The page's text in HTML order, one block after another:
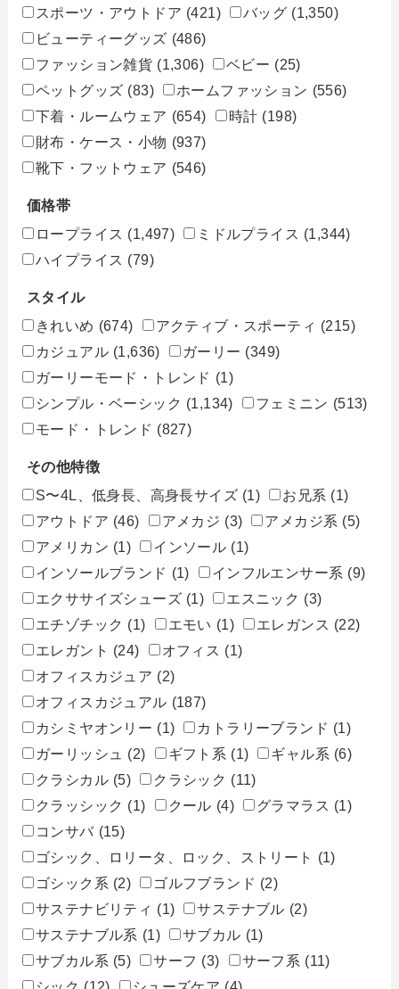
スポーツ・アウトドア (421) バッグ (1,350)
ビューティーグッズ (486)
ファッション雑貨 (1,306) ベビー (25)
ペットグッズ (83) ホームファッション (556)
下着・ルームウェア (654) 時計 (198)
財布・ケース・小物 (937)
靴下・フットウェア (546)
価格帯
ロープライス (1,497) ミドルプライス (1,344)
ハイプライス (79)
スタイル
きれいめ (674) アクティブ・スポーティ (215)
カジュアル (1,636) ガーリー (349)
ガーリーモード・トレンド (1)
シンプル・ベーシック (1,134) フェミニン (513)
モード・トレンド (827)
その他特徴
S〜4L、低身長、高身長サイズ (1) お兄系 (1)
アウトドア (46) アメカジ (3) アメカジ系 (5)
アメリカン (1) インソール (1)
インソールブランド (1) インフルエンサー系 (9)
エクササイズシューズ (1) エスニック (3)
エチゾチック (1) エモい (1) エレガンス (22)
エレガント (24) オフィス (1)
オフィスカジュア (2)
オフィスカジュアル (187)
カシミヤオンリー (1) カトラリーブランド (1)
ガーリッシュ
(2) ギフト系 (1) ギャル系 (6)
クラシカル (5) クラシック (11)
クラッシック (1) クール (4) グラマラス (1)
コンサバ (15)
ゴシック、ロリータ、ロック、ストリート
(1)
ゴシック系 (2) ゴルフブランド (2)
サステナビリティ (1) サステナブル (2)
サステナブル系 (1) サブカル (1)
サブカル系 (5) サーフ (3) サーフ系 (11)